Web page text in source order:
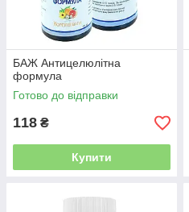
БАЖ Антицелюлітна
формула
Готово до відправки
118 ₴
Купити